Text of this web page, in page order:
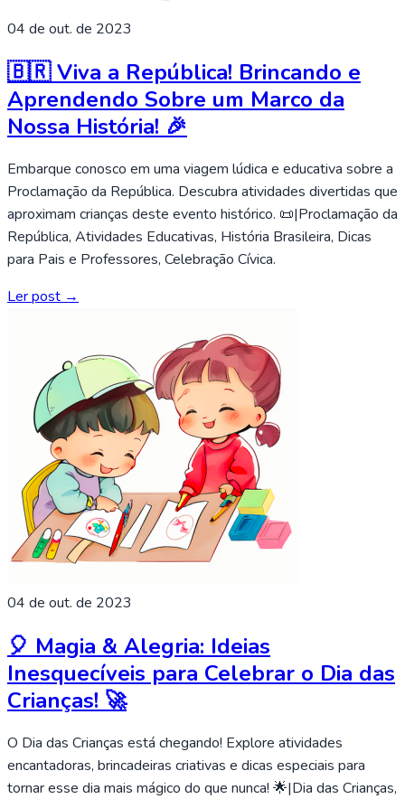
04 de out. de 2023
🇧🇷 Viva a República! Brincando e
Aprendendo Sobre um Marco da
Nossa História! 🎉
Embarque conosco em uma viagem lúdica e educativa sobre a
Proclamação da República. Descubra atividades divertidas que
aproximam crianças deste evento histórico. 📜|Proclamação da
República, Atividades Educativas, História Brasileira, Dicas
para Pais e Professores, Celebração Cívica.
Ler post →
04 de out. de 2023
🎈 Magia & Alegria: Ideias
Inesquecíveis para Celebrar o Dia das
Crianças! 🚀
O Dia das Crianças está chegando! Explore atividades
encantadoras, brincadeiras criativas e dicas especiais para
tornar esse dia mais mágico do que nunca! 🌟|Dia das Crianças,